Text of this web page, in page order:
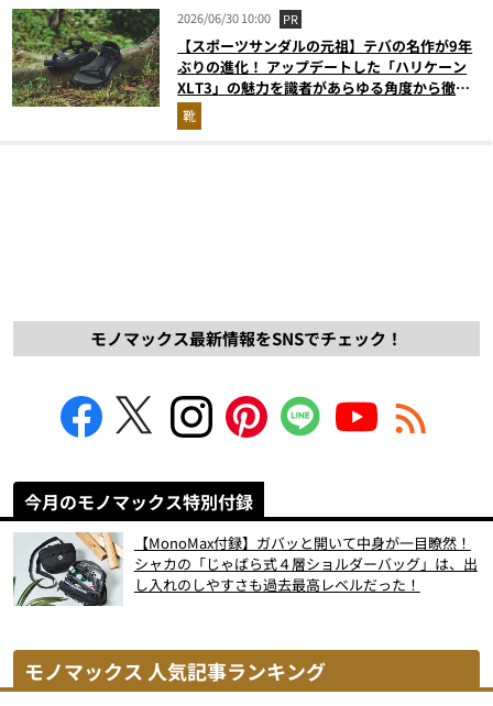
2026/06/30 10:00 PR
【スポーツサンダルの元祖】テバの名作が9年
ぶりの進化！ アップデートした「ハリケーン
XLT3」の魅力を識者があらゆる角度から徹底
解説！
靴
モノマックス最新情報をSNSでチェック！
今月のモノマックス特別付録
【MonoMax付録】ガバッと開いて中身が一目瞭然！
シャカの「じゃばら式４層ショルダーバッグ」は、出
し入れのしやすさも過去最高レベルだった！
モノマックス 人気記事ランキング